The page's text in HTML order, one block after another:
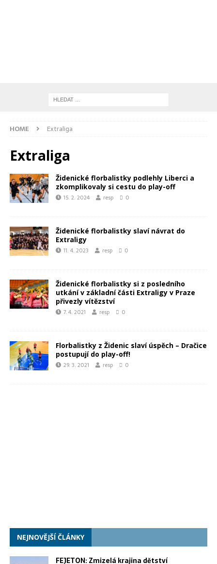
HOME Extraliga
Extraliga
Židenické florbalistky podlehly Liberci a
zkomplikovaly si cestu do play-off
15. 2. 2024 resp 0
Židenické florbalistky slaví návrat do
Extraligy
11. 4. 2023 resp 0
Židenické florbalistky si z posledního
utkání v základní části Extraligy v Praze
přivezly vítězství
7. 4. 2021 resp 0
Florbalistky z Židenic slaví úspěch – Dračice
postupují do play-off!
29. 3. 2021 resp 0
NEJNOVĚJŠÍ ČLÁNKY
FEJETON: Zmizelá krajina dětství